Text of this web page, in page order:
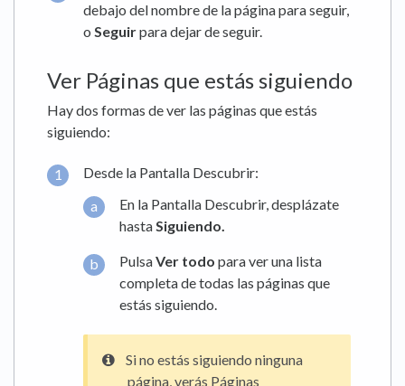
debajo del nombre de la página para seguir,
o Seguirpara dejar de seguir.
Ver Páginas que estás siguiendo
Hay dos formas de ver las páginas que estás
siguiendo:
Desde la Pantalla Descubrir:
En la Pantalla Descubrir, desplázate
hasta Siguiendo.
PulsaVer todo para ver una lista
completa de todas las páginas que
estás siguiendo.
Si no estás siguiendo ninguna
página, verás Páginas